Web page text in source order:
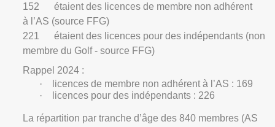
152
étaient des licences de membre non adhérent
à l’AS (source FFG)
221
étaient des licences pour des indépendants (non
membre du Golf - source FFG)
Rappel 2024 :
·
licences de membre non adhérent à l’AS : 169
·
licences pour des indépendants : 226
La répartition par tranche d’âge des 840 membres (AS